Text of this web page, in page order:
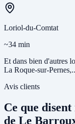
Loriol-du-Comtat
~34 min
Et dans bien d'autres
La Roque-sur-
Avis clients
Ce que
de Le